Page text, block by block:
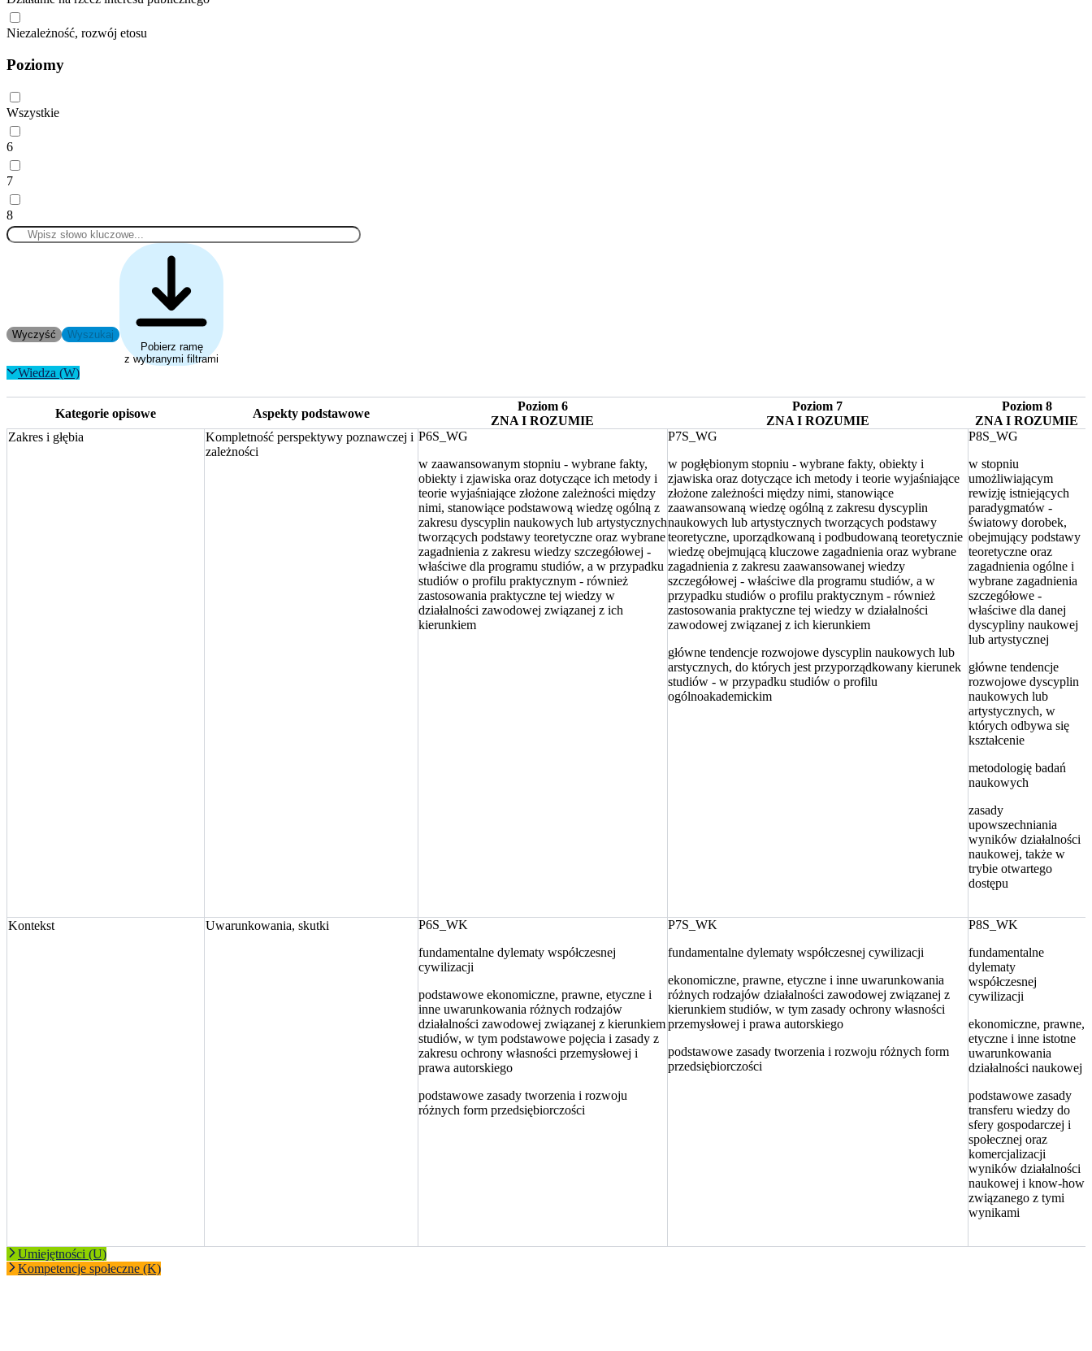
Niezależność, rozwój etosu
Poziomy
Wszystkie
6
7
8
Wyczyść
Wyszukaj
Pobierz ramę
z wybranymi filtrami
Wiedza (W)
Kategorie opisowe Aspekty podstawowe
Poziom 6
ZNA I ROZUMIE
Poziom 7
ZNA I ROZUMIE
Poziom 8
ZNA I ROZUMIE
Zakres i głębia
Kompletność perspektywy poznawczej i
zależności
P6S_WG
w zaawansowanym stopniu - wybrane fakty,
obiekty i zjawiska oraz dotyczące ich metody i
teorie wyjaśniające złożone zależności między
nimi, stanowiące podstawową wiedzę ogólną z
zakresu dyscyplin naukowych lub artystycznych
tworzących podstawy teoretyczne oraz wybrane
zagadnienia z zakresu wiedzy szczegółowej -
właściwe dla programu studiów, a w przypadku
studiów o profilu praktycznym - również
zastosowania praktyczne tej wiedzy w
działalności zawodowej związanej z ich
kierunkiem
P7S_WG
w pogłębionym stopniu - wybrane fakty, obiekty i
zjawiska oraz dotyczące ich metody i teorie wyjaśniające
złożone zależności między nimi, stanowiące
zaawansowaną wiedzę ogólną z zakresu dyscyplin
naukowych lub artystycznych tworzących podstawy
teoretyczne, uporządkowaną i podbudowaną teoretycznie
wiedzę obejmującą kluczowe zagadnienia oraz wybrane
zagadnienia z zakresu zaawansowanej wiedzy
szczegółowej - właściwe dla programu studiów, a w
przypadku studiów o profilu praktycznym - również
zastosowania praktyczne tej wiedzy w działalności
zawodowej związanej z ich kierunkiem
główne tendencje rozwojowe dyscyplin naukowych lub
arstycznych, do których jest przyporządkowany kierunek
studiów - w przypadku studiów o profilu
ogólnoakademickim
P8S_WG
w stopniu
umożliwiającym
rewizję istniejących
paradygmatów -
światowy dorobek,
obejmujący podstawy
teoretyczne oraz
zagadnienia ogólne i
wybrane zagadnienia
szczegółowe -
właściwe dla danej
dyscypliny naukowej
lub artystycznej
główne tendencje
rozwojowe dyscyplin
naukowych lub
artystycznych, w
których odbywa się
kształcenie
metodologię badań
naukowych
zasady
upowszechniania
wyników działalności
naukowej, także w
trybie otwartego
dostępu
Kontekst Uwarunkowania, skutki
P6S_WK
fundamentalne dylematy współczesnej
cywilizacji
podstawowe ekonomiczne, prawne, etyczne i
inne uwarunkowania różnych rodzajów
działalności zawodowej związanej z kierunkiem
studiów, w tym podstawowe pojęcia i zasady z
zakresu ochrony własności przemysłowej i
prawa autorskiego
podstawowe zasady tworzenia i rozwoju
różnych form przedsiębiorczości
P7S_WK
fundamentalne dylematy współczesnej cywilizacji
ekonomiczne, prawne, etyczne i inne uwarunkowania
różnych rodzajów działalności zawodowej związanej z
kierunkiem studiów, w tym zasady ochrony własności
przemysłowej i prawa autorskiego
podstawowe zasady tworzenia i rozwoju różnych form
przedsiębiorczości
P8S_WK
fundamentalne
dylematy
współczesnej
cywilizacji
ekonomiczne, prawne,
etyczne i inne istotne
uwarunkowania
działalności naukowej
podstawowe zasady
transferu wiedzy do
sfery gospodarczej i
społecznej oraz
komercjalizacji
wyników działalności
naukowej i know-how
związanego z tymi
wynikami
Umiejętności (U)
Kompetencje społeczne (K)